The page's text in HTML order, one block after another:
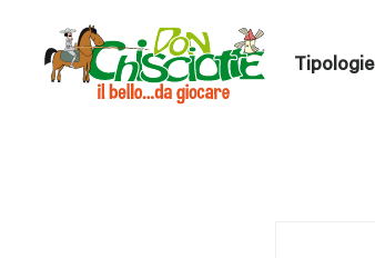
Tipologie